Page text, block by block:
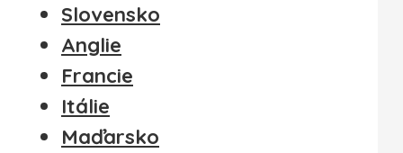
Slovensko
Anglie
Francie
Itálie
Maďarsko